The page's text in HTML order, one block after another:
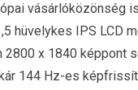
vásárlóközönség
hüvelykes IPS LCD
2800 x 1840 képpont
144 Hz-es